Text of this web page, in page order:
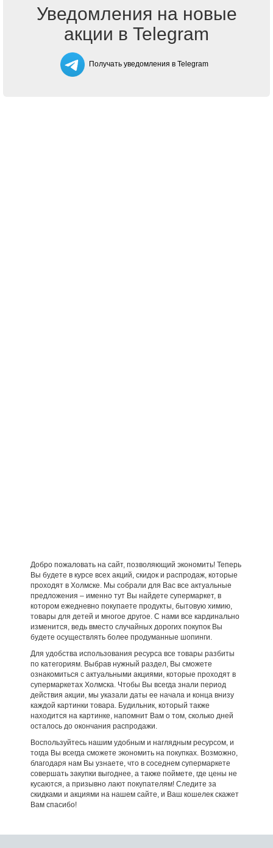
Уведомления на новые
акции в Telegram
Получать уведомления в Telegram
Добро пожаловать на сайт, позволяющий экономить! Теперь
Вы будете в курсе всех акций, скидок и распродаж, которые
проходят в Холмске. Мы собрали для Вас все актуальные
предложения – именно тут Вы найдете супермаркет, в
котором ежедневно покупаете продукты, бытовую химию,
товары для детей и многое другое. С нами все кардинально
изменится, ведь вместо случайных дорогих покупок Вы
будете осуществлять более продуманные шопинги.
Для удобства использования ресурса все товары разбиты
по категориям. Выбрав нужный раздел, Вы сможете
ознакомиться с актуальными акциями, которые проходят в
супермаркетах Холмска. Чтобы Вы всегда знали период
действия акции, мы указали даты ее начала и конца внизу
каждой картинки товара. Будильник, который также
находится на картинке, напомнит Вам о том, сколько дней
осталось до окончания распродажи.
Воспользуйтесь нашим удобным и наглядным ресурсом, и
тогда Вы всегда сможете экономить на покупках. Возможно,
благодаря нам Вы узнаете, что в соседнем супермаркете
совершать закупки выгоднее, а также поймете, где цены не
кусаются, а призывно лают покупателям! Следите за
скидками и акциями на нашем сайте, и Ваш кошелек скажет
Вам спасибо!